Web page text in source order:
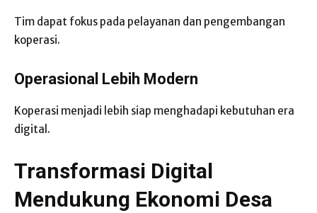
Tim dapat fokus pada pelayanan dan pengembangan
koperasi.
Operasional Lebih Modern
Koperasi menjadi lebih siap menghadapi kebutuhan era
digital.
Transformasi Digital
Mendukung Ekonomi Desa